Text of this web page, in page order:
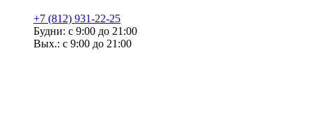
+7 (812) 931-22-25
Будни: с 9:00 до 21:00
Вых.: с 9:00 до 21:00